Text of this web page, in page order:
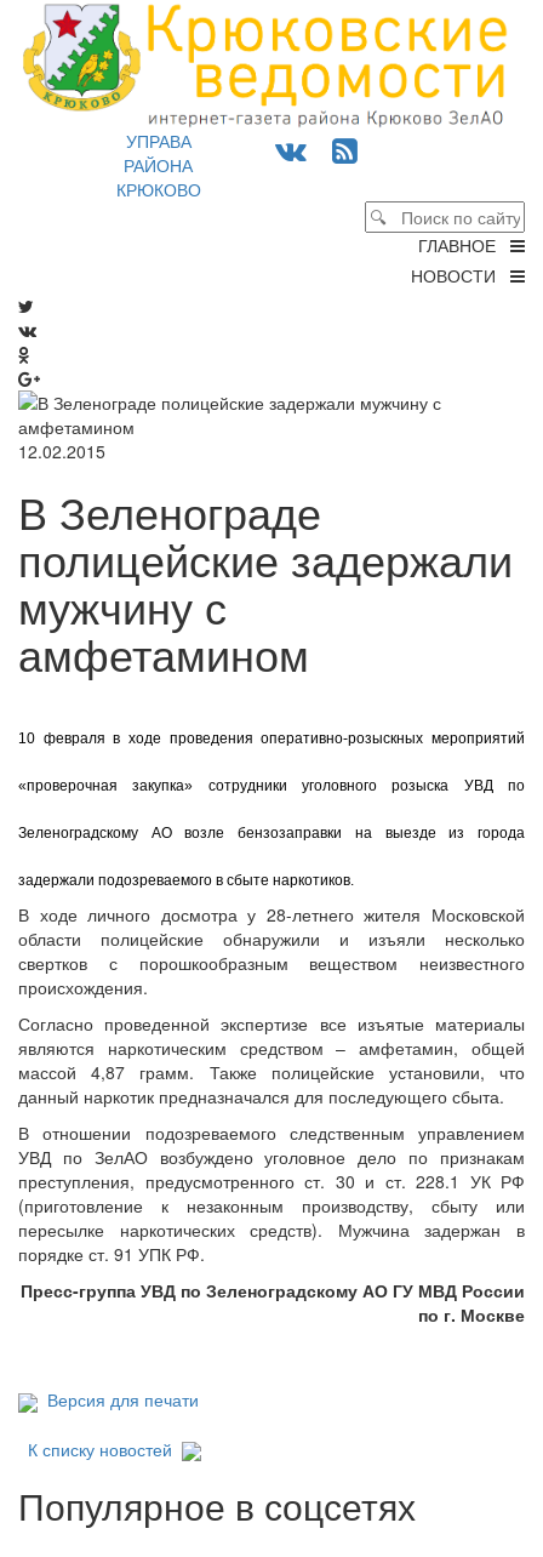
УПРАВА
РАЙОНА
КРЮКОВО
ГЛАВНОЕ
НОВОСТИ
12.02.2015
В Зеленограде
полицейские задержали
мужчину с
амфетамином
10 февраля в ходе проведения оперативно-розыскных мероприятий
«проверочная закупка» сотрудники уголовного розыска УВД по
Зеленоградскому АО возле бензозаправки на выезде из города
задержали подозреваемого в сбыте наркотиков.
В ходе личного досмотра у 28-летнего жителя Московской
области полицейские обнаружили и изъяли несколько
свертков с порошкообразным веществом неизвестного
происхождения.
Согласно проведенной экспертизе все изъятые материалы
являются наркотическим средством – амфетамин, общей
массой 4,87 грамм. Также полицейские установили, что
данный наркотик предназначался для последующего сбыта.
В отношении подозреваемого следственным управлением
УВД по ЗелАО возбуждено уголовное дело по признакам
преступления, предусмотренного ст. 30 и ст. 228.1 УК РФ
(приготовление к незаконным производству, сбыту или
пересылке наркотических средств). Мужчина задержан в
порядке ст. 91 УПК РФ.
Пресс-группа УВД по Зеленоградскому АО ГУ МВД России
по г. Москве
Версия для печати
К списку новостей
Популярное в соцсетях